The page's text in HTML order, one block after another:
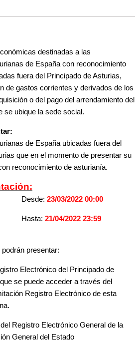
destinadas a las
de España con reconocimiento
fuera del Principado de Asturias,
de gastos corrientes y derivados de los
o del pago del arrendamiento del
se ubique la sede social.
de España ubicadas fuera del
que en el momento de presentar su
reconocimiento de asturianía.
Desde: 23/03/2022 00:00
Hasta: 21/04/2022 23:59
presentar:
Electrónico del Principado de
se puede acceder a través del
Registro Electrónico de esta
Registro Electrónico General de la
General del Estado